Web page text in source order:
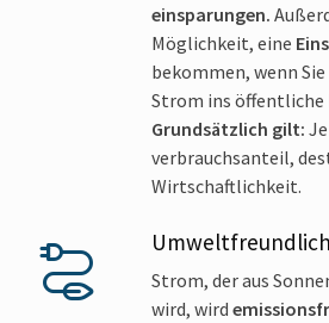
einsparungen.
Möglich­keit, eine
bekommen, wenn
Strom ins öffent­liche
Grund­sätzlich gilt:
verbrauchs­anteil,
Wirtschaft­lichkeit.
Strom, der aus
wird, wird